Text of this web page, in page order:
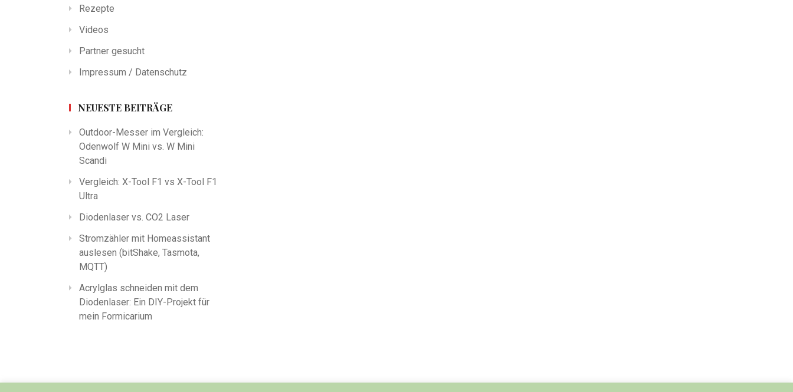
Rezepte
Videos
Partner gesucht
Impressum / Datenschutz
NEUESTE BEITRÄGE
Outdoor-Messer im Vergleich:
Odenwolf W Mini vs. W Mini
Scandi
Vergleich: X-Tool F1 vs X-Tool F1
Ultra
Diodenlaser vs. CO2 Laser
Stromzähler mit Homeassistant
auslesen (bitShake, Tasmota,
MQTT)
Acrylglas schneiden mit dem
Diodenlaser: Ein DIY-Projekt für
mein Formicarium